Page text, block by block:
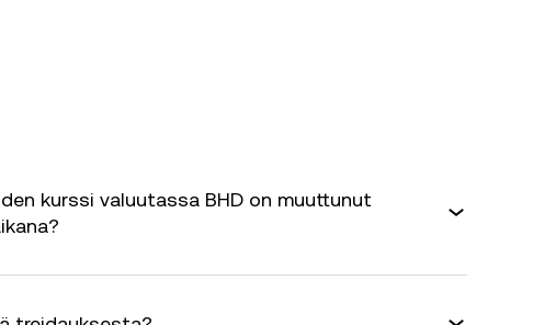
kurssi valuutassa BHD on muuttunut